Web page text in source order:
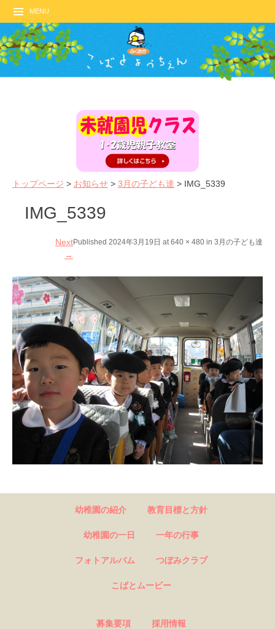
MENU
トップページ > お知らせ > 3月の子ども達 > IMG_5339
IMG_5339
Published 2024年3月19日 at 640 × 480 in 3月の子ども達
Next
→
幼稚園の紹介 教育目標と方針
幼稚園の一日 一年の行事
フォトアルバム つぼみクラブ
こばとムービー
募集要項 採用情報